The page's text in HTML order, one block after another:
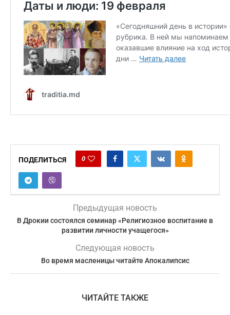
ПОДЕЛИТЬСЯ 0
Предыдущая новость
В Дрокии состоялся семинар «Религиозное воспитание в
развитии личности учащегося»
Следующая новость
Во время масленицы читайте Апокалипсис
ЧИТАЙТЕ ТАКЖЕ